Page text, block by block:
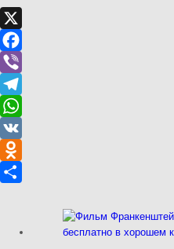
X
Facebook
Viber
Telegram
WhatsApp
VK
Odnoklassniki